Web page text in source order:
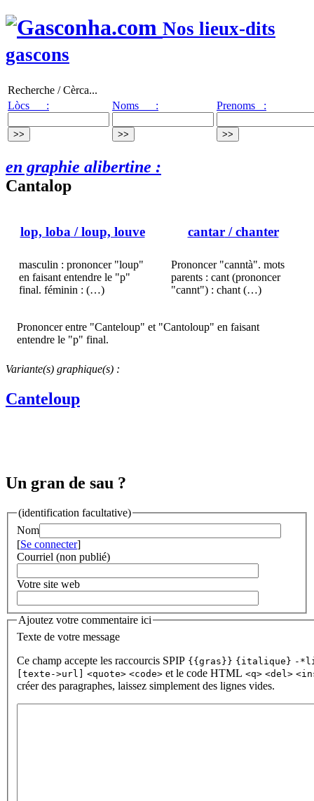
Nos lieux-dits
gascons
Recherche / Cèrca...
Lòcs :
Noms : Prenoms :
en graphie alibertine :
Cantalop
lop, loba/ loup, louve
masculin : prononcer "loup"
en faisant entendre le "p"
final. féminin : (…)
cantar/ chanter
Prononcer "canntà". mots
parents : cant (prononcer
"cannt") : chant (…)
Prononcer entre "Canteloup" et "Cantoloup" en faisant
entendre le "p" final.
Variante(s) graphique(s) :
Canteloup
Un gran de sau ?
(identification facultative)
Nom
[Se connecter]
Courriel (non publié)
Votre site web
Ajoutez votre commentaire ici
Texte de votre message
Ce champ accepte les raccourcis SPIP {{gras}} {italique} -
[texte->url] <quote> <code> et le code HTML <q> <del>
créer des paragraphes, laissez simplement des lignes vides.